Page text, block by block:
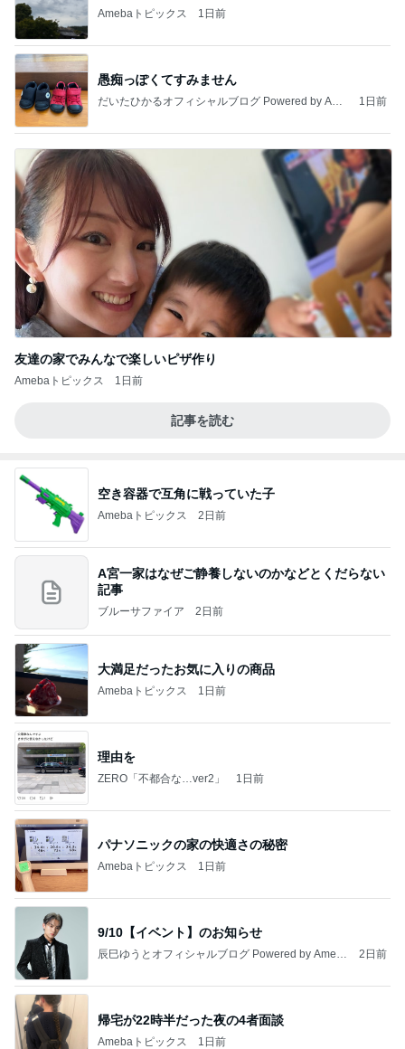
Amebaトピックス 1日前
愚痴っぽくてすみません
だいたひかるオフィシャルブログ Powered by Ame
1日前
友達の家でみんなで楽しいピザ作り
Amebaトピックス 1日前
記事を読む
空き容器で互角に戦っていた子
Amebaトピックス 2日前
A宮一家はなぜご静養しないのかなどとくだらない
記事
ブルーサファイア 2日前
大満足だったお気に入りの商品
Amebaトピックス 1日前
理由を
ZERO「不都合な…ver2」 1日前
パナソニックの家の快適さの秘密
Amebaトピックス 1日前
9/10【イベント】のお知らせ
辰巳ゆうとオフィシャルブログ Powered by Ameb
2日前
帰宅が22時半だった夜の4者面談
Amebaトピックス 1日前